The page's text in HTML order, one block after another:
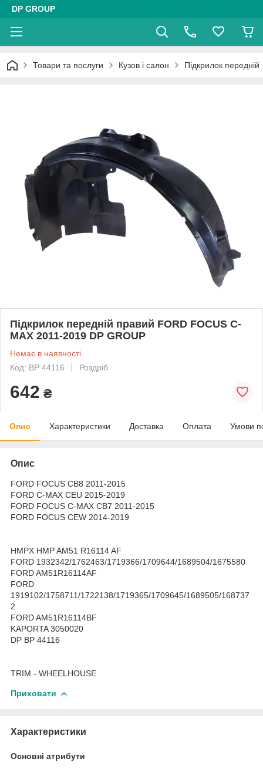
DP GROUP
Товари та послуги Кузов і салон Підкрилок передній
Підкрилок передній правий FORD FOCUS C-
MAX 2011-2019 DP GROUP
Немає в наявності
Код: BP 44116
Роздріб
642 ₴
Опис Характеристики Доставка Оплата Умови
Опис
FORD FOCUS CB8 2011-2015
FORD C-MAX CEU 2015-2019
FORD FOCUS C-MAX CB7 2011-2015
FORD FOCUS CEW 2014-2019
HMPX HMP AM51 R16114 AF
FORD 1932342/1762463/1719366/1709644/1689504/1675580
FORD AM51R16114AF
FORD
1919102/1758711/1722138/1719365/1709645/1689505/168737
2
FORD AM51R16114BF
KAPORTA 3050020
DP BP 44116
TRIM - WHEELHOUSE
Приховати
Характеристики
Основні атрибути